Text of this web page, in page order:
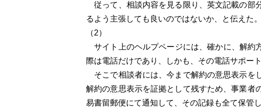
従って、相談内容を見る限り、英文記載の部
るよう主張しても良いのではないか、と伝えた。
（2）
サイト上のヘルプページには、確かに、解約
際は電話だけであり、しかも、その電話サポー
そこで相談者には、今まで解約の意思表示を
解約の意思表示を証拠として残すため、事業者
易書留郵便にて通知して、その記録も全て保管